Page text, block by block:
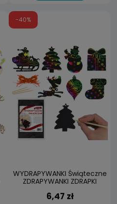
WYDRAPYWANKI Świąteczne
ZDRAPYWANKI ZDRAPKI
6,47 zł
-40%